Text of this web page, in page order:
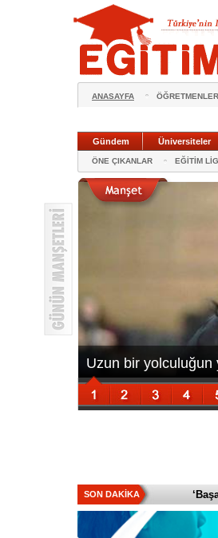
ANASAYFA
Gündem Üniversiteler
ÖNE ÇIKANLAR EĞİTİM
Uzun bir yolculuğun
Üniversite Hangi
SON DAKİKA